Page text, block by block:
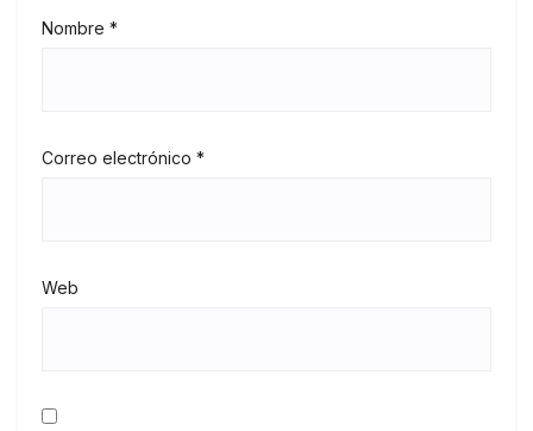
Nombre *
Correo electrónico *
Web